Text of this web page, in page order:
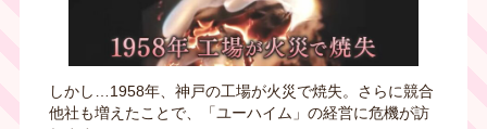
しかし…1958年、神戸の工場が火災で焼失。さらに競合
他社も増えたことで、「ユーハイム」の経営に危機が訪